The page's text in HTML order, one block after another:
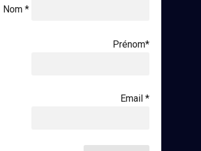
Nom *
Prénom*
Email *